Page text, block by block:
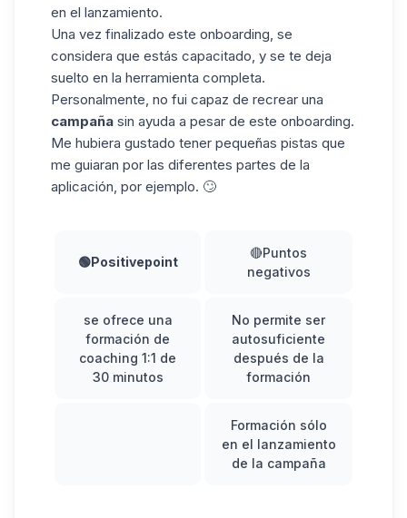
en el lanzamiento.
Una vez finalizado este onboarding, se
considera que estás capacitado, y se te deja
suelto en la herramienta completa.
Personalmente, no fui capaz de recrear una
campaña sin ayuda a pesar de este onboarding.
Me hubiera gustado tener pequeñas pistas que
me guiaran por las diferentes partes de la
aplicación, por ejemplo. 🙄
🟢Positivepoint
🔴Puntos
negativos
se ofrece una
formación de
coaching 1:1 de
30 minutos
No permite ser
autosuficiente
después de la
formación
Formación sólo
en el lanzamiento
de la campaña